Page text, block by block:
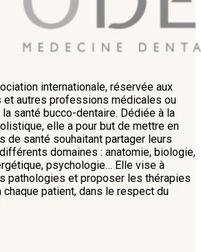
internationale, réservée aux
autres professions médicales ou
santé bucco-dentaire. Dédiée à la
elle a pour but de mettre en
de santé souhaitant partager leurs
domaines : anatomie, biologie,
psychologie… Elle vise à
pathologies et proposer les thérapies
chaque patient, dans le respect du